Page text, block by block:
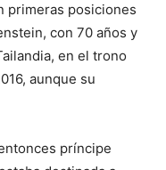
primeras posiciones
con 70 años y
en el trono
aunque su
príncipe